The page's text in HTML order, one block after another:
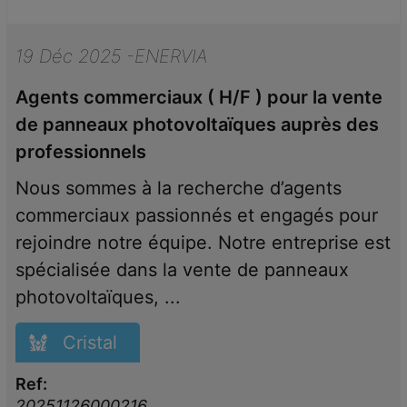
19 Déc 2025 -ENERVIA
Agents commerciaux ( H/F ) pour la vente
de panneaux photovoltaïques auprès des
professionnels
Nous sommes à la recherche d’agents
commerciaux passionnés et engagés pour
rejoindre notre équipe. Notre entreprise est
spécialisée dans la vente de panneaux
photovoltaïques, ...
Cristal
Ref: